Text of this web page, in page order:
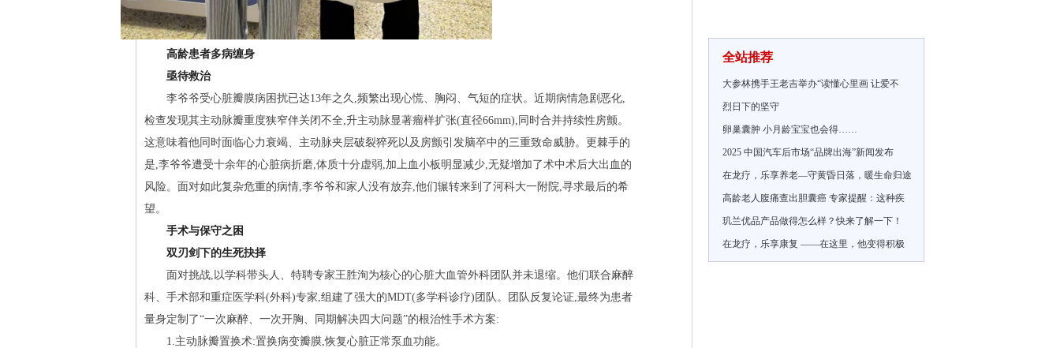
高龄患者多病缠身
亟待救治
李爷爷受心脏瓣膜病困扰已达13年之久,频繁出现心慌、胸闷、气短的症状。近期病情急剧恶化,
检查发现其主动脉瓣重度狭窄伴关闭不全,升主动脉显著瘤样扩张(直径66mm),同时合并持续性房颤。
这意味着他同时面临心力衰竭、主动脉夹层破裂猝死以及房颤引发脑卒中的三重致命威胁。更棘手的
是,李爷爷遭受十余年的心脏病折磨,体质十分虚弱,加上血小板明显减少,无疑增加了术中术后大出血的
风险。面对如此复杂危重的病情,李爷爷和家人没有放弃,他们辗转来到了河科大一附院,寻求最后的希
望。
手术与保守之困
双刃剑下的生死抉择
面对挑战,以学科带头人、特聘专家王胜洵为核心的心脏大血管外科团队并未退缩。他们联合麻醉
科、手术部和重症医学科(外科)专家,组建了强大的MDT(多学科诊疗)团队。团队反复论证,最终为患者
量身定制了“一次麻醉、一次开胸、同期解决四大问题”的根治性手术方案:
1.主动脉瓣置换术:置换病变瓣膜,恢复心脏正常泵血功能。
全站推荐
大参林携手王老吉举办“读懂心里画 让爱不
烈日下的坚守
卵巢囊肿 小月龄宝宝也会得……
2025 中国汽车后市场“品牌出海”新闻发布
在龙疗，乐享养老—守黄昏日落，暖生命归途
高龄老人腹痛查出胆囊癌 专家提醒：这种疾
玑兰优品产品做得怎么样？快来了解一下！
在龙疗，乐享康复 ——在这里，他变得积极